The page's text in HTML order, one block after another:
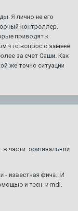
Я лично не его
контроллер.
приводят к
что вопрос о замене
за счет Саши. Как
же точно ситуации
части оригинальной
- известная фича. И
и тесн и mdi.